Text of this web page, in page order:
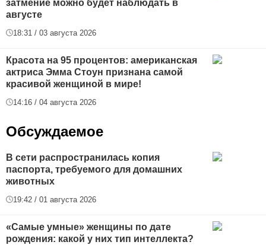
затмение можно будет наблюдать в
августе
18:31 / 03 августа 2026
Красота на 95 процентов: американская
актриса Эмма Стоун признана самой
красивой женщиной в мире!
14:16 / 04 августа 2026
Обсуждаемое
В сети распространилась копия
паспорта, требуемого для домашних
животных
19:42 / 01 августа 2026
«Самые умные» женщины по дате
рождения: какой у них тип интеллекта?